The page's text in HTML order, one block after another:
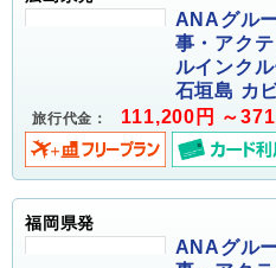
ANAグル
事・アク
ルインク
石垣島 カ
旅行代金： 111,200円 ～
福岡県発
ANAグル